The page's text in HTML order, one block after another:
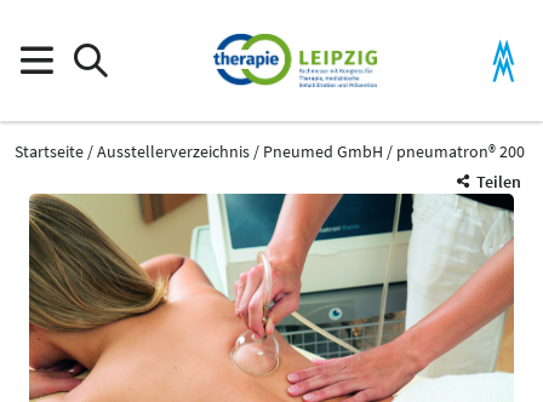
Startseite Ausstellerverzeichnis Pneumed GmbH
pneumatron® 200
Teilen